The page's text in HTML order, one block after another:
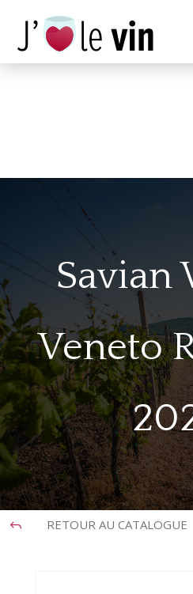
Savian
Veneto
J RETOUR AU CATALOGUE